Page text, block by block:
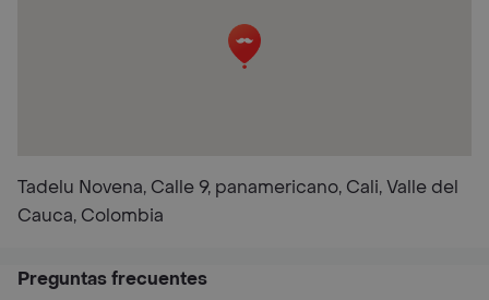
Tadelu Novena, Calle 9, panamericano, Cali, Valle del
Cauca, Colombia
Preguntas frecuentes